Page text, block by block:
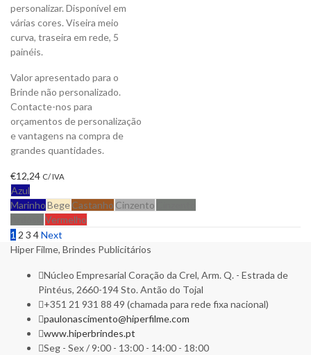
personalizar. Disponível em
várias cores. Viseira meio
curva, traseira em rede, 5
painéis.
Valor apresentado para o
Brinde não personalizado.
Contacte-nos para
orçamentos de personalização
e vantagens na compra de
grandes quantidades.
€12,24 C/ IVA
Azul
MarinhoBegeCastanho Cinzento
Vermelho
1 2 3 4Next
Hiper Filme, Brindes Publicitários
Núcleo Empresarial Coração da Crel, Arm. Q. - Estrada de
Pintéus, 2660-194 Sto. Antão do Tojal
+351 21 931 88 49 (chamada para rede fixa nacional)
paulonascimento@hiperfilme.com
www.hiperbrindes.pt
Seg - Sex / 9:00 - 13:00 - 14:00 - 18:00